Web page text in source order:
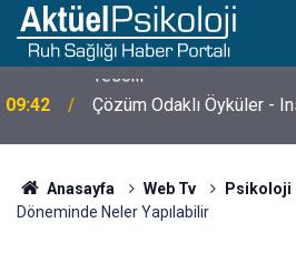
09:42 Çözüm Odaklı Öyküler -
Anasayfa Web Tv Psikoloji
Döneminde Neler Yapılabilir